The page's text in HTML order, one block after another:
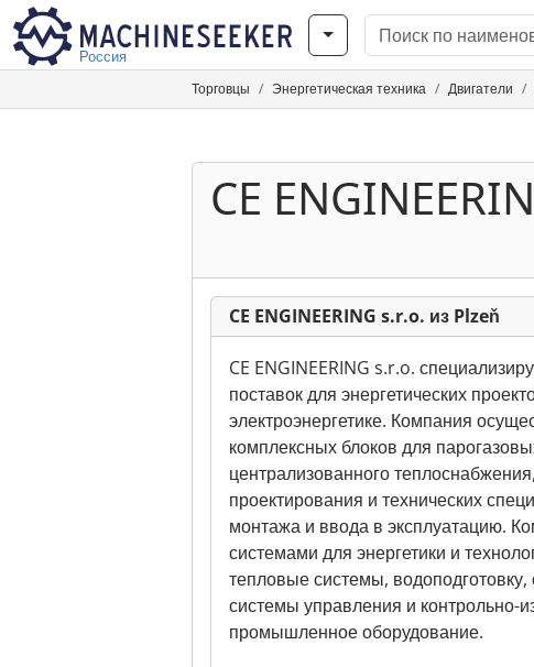
Россия
Торговцы Энергетическая техника Двигатели
CE
CE ENGINEERING s.r.o. из Plzeň
CE ENGINEERING s.r.o.
поставок для энергетических
электроэнергетике. Компания
комплексных блоков для
централизованного
проектирования и технических
монтажа и ввода в эксплуатацию.
системами для энергетики и
тепловые системы,
системы управления и контрольно-
промышленное оборудование.